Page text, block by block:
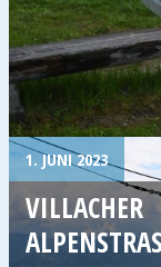
1. JUNI 2023
VILLACHER